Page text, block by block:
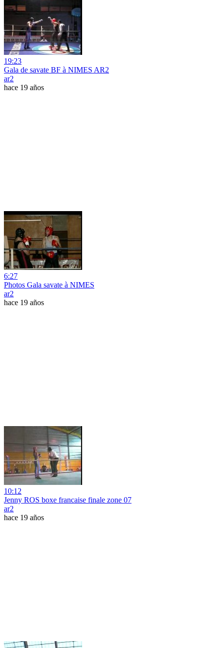
19:23
Gala de savate BF à NIMES AR2
ar2
hace 19 años
6:27
Photos Gala savate à NIMES
ar2
hace 19 años
10:12
Jenny ROS boxe francaise finale zone 07
ar2
hace 19 años